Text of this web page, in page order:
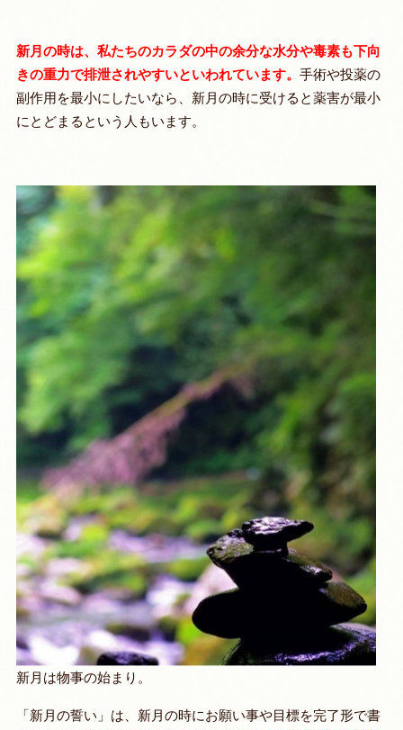
新月の時は、私たちのカラダの中の余分な水分や毒素も下向
きの重力で排泄されやすいといわれています。 手術や投薬の
副作用を最小にしたいなら、新月の時に受けると薬害が最小
にとどまるという人もいます。
新月は物事の始まり。
「新月の誓い」は、新月の時にお願い事や目標を完了形で書